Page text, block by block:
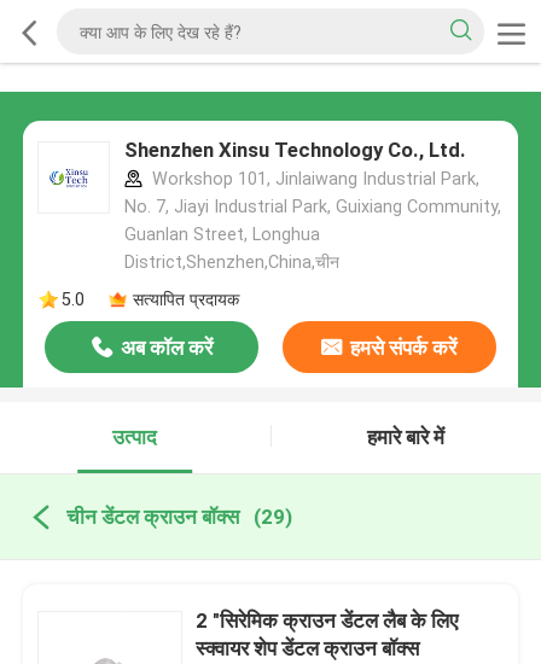
Shenzhen Xinsu Technology Co., Ltd.
Workshop 101, Jinlaiwang Industrial Park,
No. 7, Jiayi Industrial Park, Guixiang Community,
Guanlan Street, Longhua
District,Shenzhen,China,चीन
5.0
सत्यापित प्रदायक
अब कॉल करें हमसे संपर्क करें
उत्पाद हमारे बारे में
चीन डेंटल क्राउन बॉक्स (29)
2 "सिरेमिक क्राउन डेंटल लैब के लिए
स्क्वायर शेप डेंटल क्राउन बॉक्स